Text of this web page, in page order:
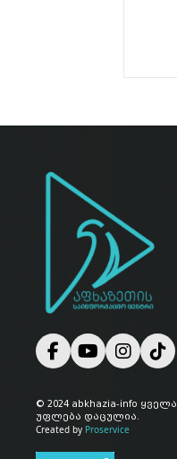
© 2024 abkhazia-info ყველა
უფლება დაცულია.
Created by Proservice